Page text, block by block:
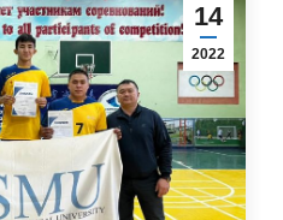
оқытушылар
бөліміндегі
сөзді Буланов Б.С
14
2022